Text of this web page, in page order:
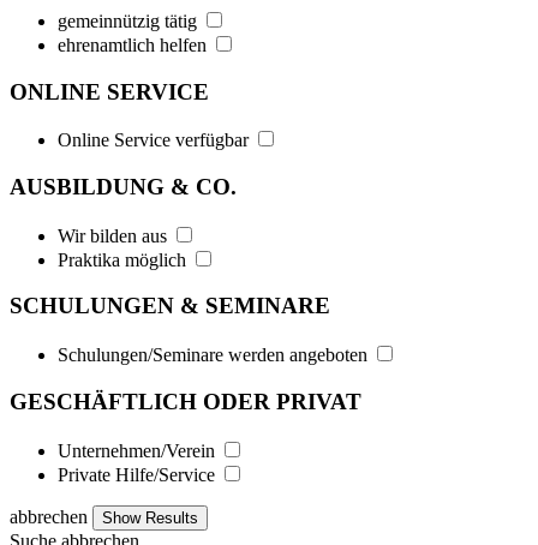
gemeinnützig tätig
ehrenamtlich helfen
ONLINE SERVICE
Online Service verfügbar
AUSBILDUNG & CO.
Wir bilden aus
Praktika möglich
SCHULUNGEN & SEMINARE
Schulungen/Seminare werden angeboten
GESCHÄFTLICH ODER PRIVAT
Unternehmen/Verein
Private Hilfe/Service
abbrechen
Suche abbrechen